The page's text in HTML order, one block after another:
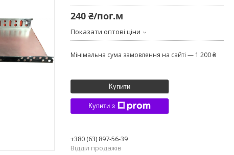
240 ₴/пог.м
Показати оптові ціни
Мінімальна сума замовлення на сайті — 1 200 ₴
Купити
Купити з
+380 (63) 897-56-39
Відділ продажів